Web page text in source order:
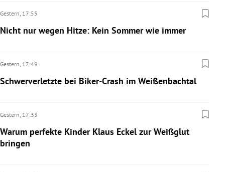
Gestern, 17:55
Nicht nur wegen Hitze: Kein Sommer wie immer
Gestern, 17:49
Schwerverletzte bei Biker-Crash im Weißenbachtal
Gestern, 17:33
Warum perfekte Kinder Klaus Eckel zur Weißglut
bringen